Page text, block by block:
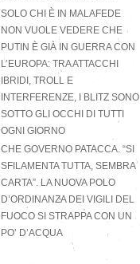
SOLO CHI È IN MALAFEDE
NON VUOLE VEDERE CHE
PUTIN È GIÀ IN GUERRA CON
L’EUROPA: TRA ATTACCHI
IBRIDI, TROLL E
INTERFERENZE, I BLITZ SONO
SOTTO GLI OCCHI DI TUTTI
OGNI GIORNO
CHE GOVERNO PATACCA. “SI
SFILAMENTA TUTTA, SEMBRA
CARTA”. LA NUOVA POLO
D’ORDINANZA DEI VIGILI DEL
FUOCO SI STRAPPA CON UN
PO’ D’ACQUA